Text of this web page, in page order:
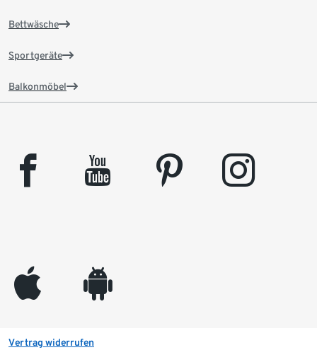
Bettwäsche
Sportgeräte
Balkonmöbel
facebook youtube pinterest instagram
appleinc android
Vertrag widerrufen